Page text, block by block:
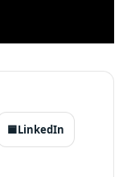
🟦LinkedIn